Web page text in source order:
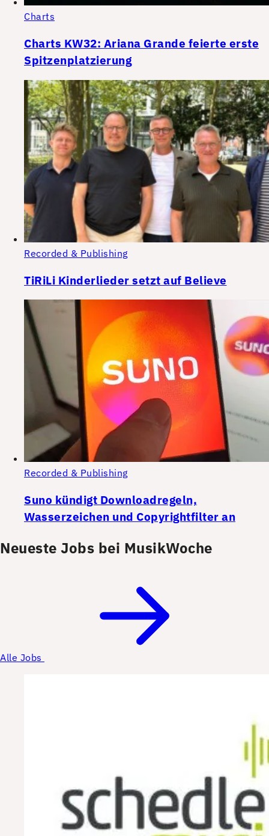
Charts
Charts KW32: Ariana Grande feierte erste
Spitzenplatzierung
Recorded & Publishing
TiRiLi Kinderlieder setzt auf Believe
Recorded & Publishing
Suno kündigt Downloadregeln,
Wasserzeichen und Copyrightfilter an
Neueste Jobs bei MusikWoche
Alle Jobs